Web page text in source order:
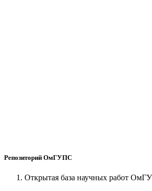
Репозиторий ОмГУПС
Открытая база научных работ